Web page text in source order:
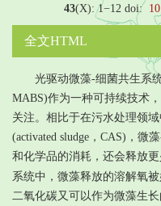
43(X): 1−12 doi:
全文HTML
光驱动微藻-细菌共生系统
MABS)作为一种可持续技术
关注。相比于在污水处理领
(activated sludge，CAS)，微
和化学品的消耗，还会释放
系统中，微藻释放的溶解氧
二氧化碳又可以作为微藻生